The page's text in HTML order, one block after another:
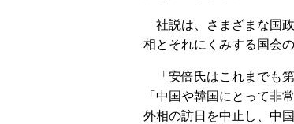
社説は、さまざまな国
相とそれにくみする国会
「安倍氏はこれまでも
「中国や韓国にとって非
外相の訪日を中止し、中